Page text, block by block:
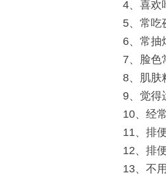
4、喜欢
5、常吃
6、常抽
7、脸色
8、肌肤
9、觉得
10、经
11、排
12、排
13、不